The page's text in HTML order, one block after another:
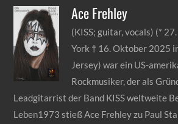
AceFrehley
(KISS; guitar, vocals) (*
York † 16. Oktober 2025
Jersey) war ein US-
Rockmusiker, der als
Leadgitarrist der Band KISS weltweite
Leben1973 stieß Ace Frehley zu Paul